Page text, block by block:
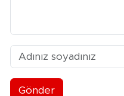
Gönder